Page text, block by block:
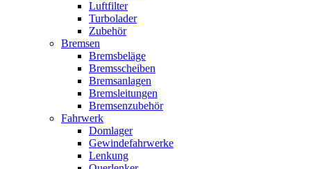
Luftfilter
Turbolader
Zubehör
Bremsen
Bremsbeläge
Bremsscheiben
Bremsanlagen
Bremsleitungen
Bremsenzubehör
Fahrwerk
Domlager
Gewindefahrwerke
Lenkung